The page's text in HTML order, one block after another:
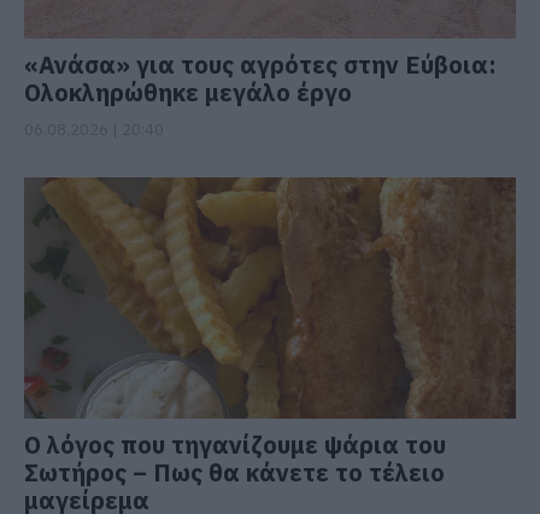
«Ανάσα» για τους αγρότες στην Εύβοια:
Ολοκληρώθηκε μεγάλο έργο
Ο λόγος που τηγανίζουμε ψάρια του
Σωτήρος – Πως θα κάνετε το τέλειο
μαγείρεμα